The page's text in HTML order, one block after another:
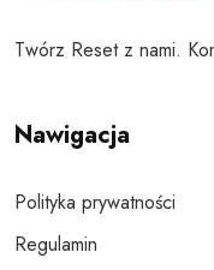
Twórz Reset z nami.
Nawigacja
Polityka prywatności
Regulamin